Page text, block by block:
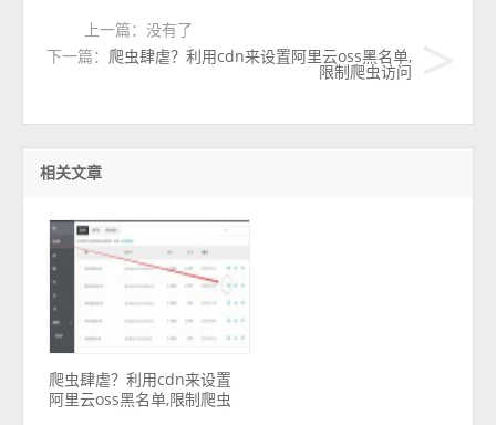
上一篇：没有了
下一篇： 爬虫肆虐？利用cdn来设置阿里云oss黑名单,
限制爬虫访问
相关文章
爬虫肆虐？利用cdn来设置
阿里云oss黑名单,限制爬虫